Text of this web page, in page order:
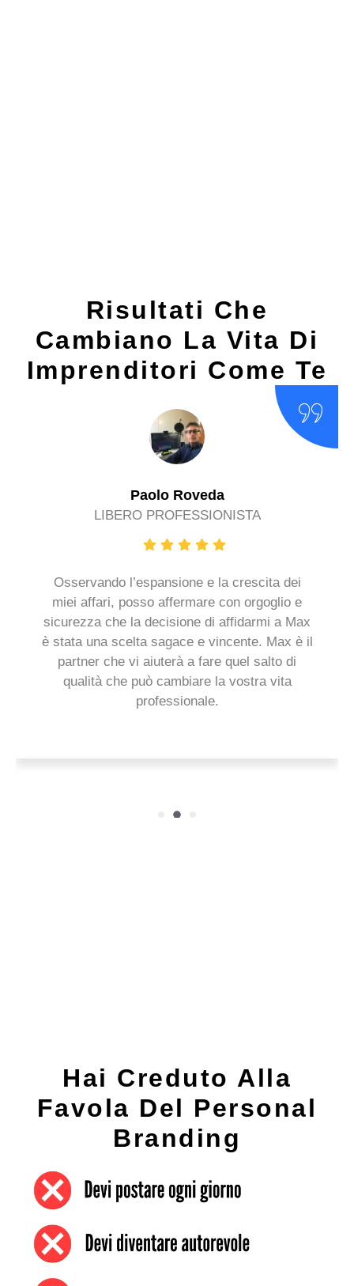
Risultati Che
Cambiano La Vita Di
Imprenditori Come Te
Paolo Roveda
LIBERO PROFESSIONISTA
Osservando l’espansione e la crescita dei
miei affari, posso affermare con orgoglio e
sicurezza che la decisione di affidarmi a Max
è stata una scelta sagace e vincente. Max è il
partner che vi aiuterà a fare quel salto di
qualità che può cambiare la vostra vita
professionale.
Hai Creduto Alla
Favola Del Personal
Branding